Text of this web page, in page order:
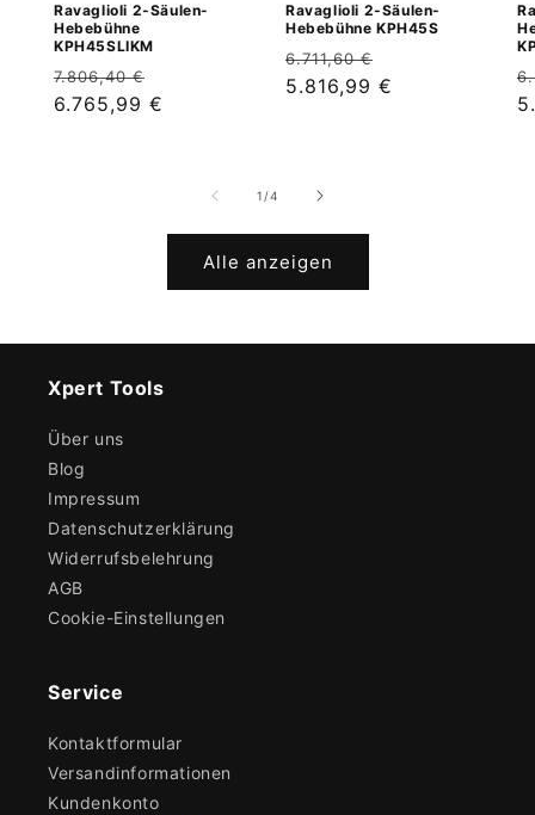
Ravaglioli 2-Säulen-
Hebebühne
KPH45SLIKM
Normaler
Preis
7.806,40 €
Verkaufspreis
6.765,99 €
Ravaglioli 2-Säulen-
Hebebühne KPH45S
Normaler
Preis
6.711,60 €
Verkaufspreis
5.816,99 €
1 /von
4
Alle anzeigen
Xpert Tools
Über uns
Blog
Impressum
Datenschutzerklärung
Widerrufsbelehrung
AGB
Cookie-Einstellungen
Service
Kontaktformular
Versandinformationen
Kundenkonto